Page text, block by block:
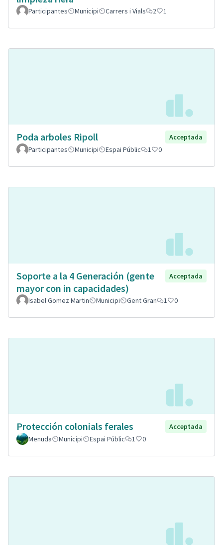
Participantes Municipi Carrers i Vials 2 1
Poda arboles Ripoll
Acceptada
Participantes
Municipi Espai Públic 1 0
Soporte a la 4 Generación (gente
mayor con in capacidades)
Acceptada
Isabel Gomez Martin Municipi Gent Gran 1 0
Protección colonials ferales
Acceptada
Menuda
Municipi Espai Públic 1 0